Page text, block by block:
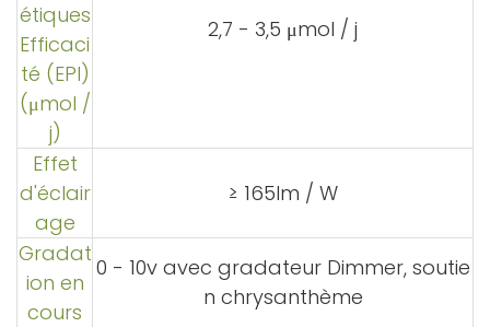
étiques
Efficaci
té (EPI)
(μmol /
j)
2,7 - 3,5 μmol / j
Effet
d'éclair
age
≥ 165lm / W
Gradat
ion en
cours
0 - 10v avec gradateur Dimmer, soutie
n chrysanthème